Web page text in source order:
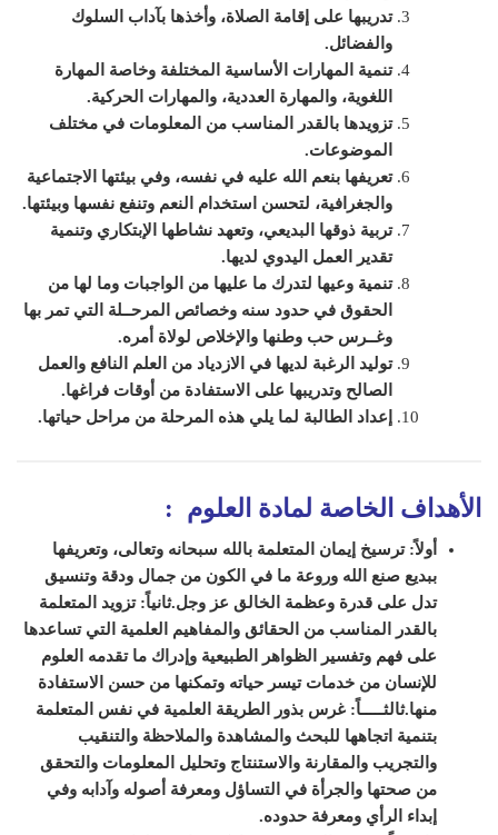
تدريبها على إقامة الصلاة، وأخذها بآداب السلوك
والفضائل.
تنمية المهارات الأساسية المختلفة وخاصة المهارة
اللغوية، والمهارة العددية، والمهارات الحركية.
تزويدها بالقدر المناسب من المعلومات في مختلف
الموضوعات.
تعريفها بنعم الله عليه في نفسه، وفي بيئتها الاجتماعية
والجغرافية، لتحسن استخدام النعم وتنفع نفسها وبيئتها.
تربية ذوقها البديعي، وتعهد نشاطها الإبتكاري وتنمية
تقدير العمل اليدوي لديها.
تنمية وعيها لتدرك ما عليها من الواجبات وما لها من
الحقوق في حدود سنه وخصائص المرحــلة التي تمر بها
وغــرس حب وطنها والإخلاص لولاة أمره.
توليد الرغبة لديها في الازدياد من العلم النافع والعمل
الصالح وتدريبها على الاستفادة من أوقات فراغها.
إعداد الطالبة لما يلي هذه المرحلة من مراحل حياتها.
الأهداف الخاصة لمادة العلوم :
أولاً: ترسيخ إيمان المتعلمة بالله سبحانه وتعالى، وتعريفها
ببديع صنع الله وروعة ما في الكون من جمال ودقة وتنسيق
تدل على قدرة وعظمة الخالق عز وجل.ثانياً: تزويد المتعلمة
بالقدر المناسب من الحقائق والمفاهيم العلمية التي تساعدها
على فهم وتفسير الظواهر الطبيعية وإدراك ما تقدمه العلوم
للإنسان من خدمات تيسر حياته وتمكنها من حسن الاستفادة
منها.ثالثـــــاً: غرس بذور الطريقة العلمية في نفس المتعلمة
بتنمية اتجاهها للبحث والمشاهدة والملاحظة والتنقيب
والتجريب والمقارنة والاستنتاج وتحليل المعلومات والتحقق
من صحتها والجرأة في التساؤل ومعرفة أصوله وآدابه وفي
إبداء الرأي ومعرفة حدوده.